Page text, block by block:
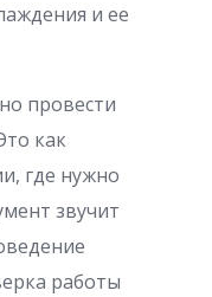
и ее
провести
как
где нужно
звучит
работы